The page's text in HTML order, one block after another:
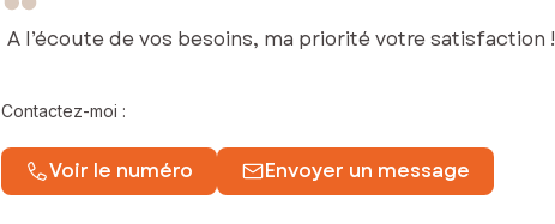
Contactez-moi :
Voir le numéro Envoyer un message
A l’écoute de vos besoins, ma priorité votre satisfaction !